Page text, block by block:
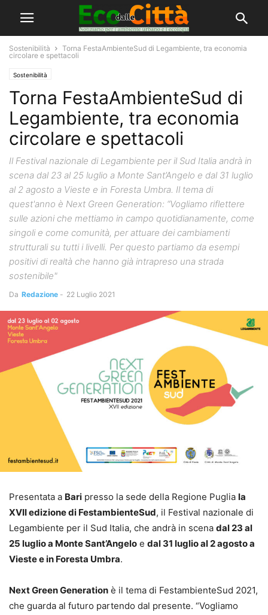
Sostenibilità
Torna FestaAmbienteSud di Legambiente, tra economia
circolare e spettacoli
Sostenibilità
Torna FestaAmbienteSud di
Legambiente, tra economia
circolare e spettacoli
Il Festival nazionale di Legambiente per il Sud Italia andrà in
scena dal 23 al 25 luglio a Monte Sant’Angelo e dal 31 luglio
al 2 agosto a Vieste e in Foresta Umbra. Il tema di
quest'anno è Next Green Generation: “Vogliamo riflettere
sulle azioni che mettiamo in campo quotidianamente, come
singoli e come comunità, per attuare dei cambiamenti
strutturali su tutti i livelli. Per questo partiamo da esempi
positivi di realtà che hanno già intrapreso una strada
sostenibile"
Da Redazione - 22 Luglio 2021
Presentata a Bari presso la sede della Regione Puglia la
XVII edizione di FestambienteSud, il Festival nazionale di
Legambiente per il Sud Italia, che andrà in scena dal 23 al
25 luglio a Monte Sant’Angelo e dal 31 luglio al 2 agosto a
Vieste e in Foresta Umbra.
Next Green Generation è il tema di FestambienteSud 2021,
che guarda al futuro partendo dal presente. “Vogliamo